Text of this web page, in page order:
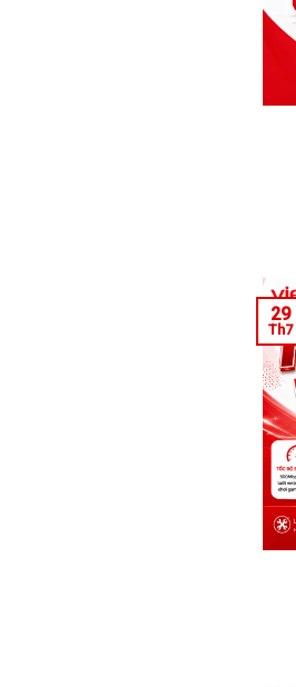
29
Th7